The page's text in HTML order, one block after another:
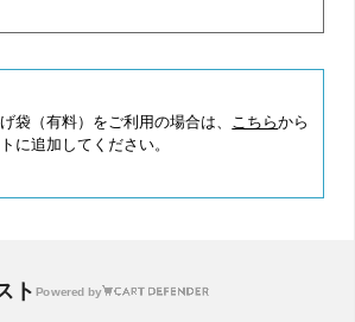
袋（有料）をご利用の場合は、 こちらから
に追加してください。
ト Powered by